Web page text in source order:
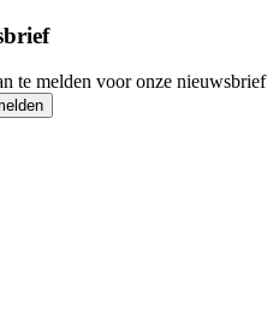
te melden voor onze nieuwsbrief